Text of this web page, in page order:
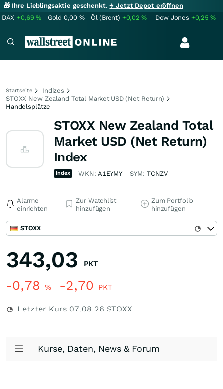
🎁 Ihre Lieblingsaktie geschenkt.→ Jetzt Depot eröffnen
DAX +0,69% Gold 0,00 % Öl (Brent) +0,02% Dow Jones +0,25%
Startseite
Indizes
STOXX New Zealand Total Market USD (Net Return)
Handelsplätze
STOXX New Zealand Total
Market USD (Net Return)
Index
Index WKN:A1EYMY SYM: TCNZV
Alarme
einrichten
Zur Watchlist
hinzufügen
Zum Portfolio
hinzufügen
STOXX
343,03 PKT
-0,78 % -2,70 PKT
Letzter Kurs 07.08.26 STOXX
Kurse, Daten, News & Forum